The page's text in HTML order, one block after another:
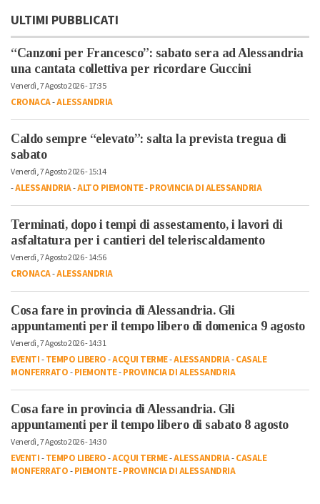
ULTIMI PUBBLICATI
“Canzoni per Francesco”: sabato sera ad Alessandria
una cantata collettiva per ricordare Guccini
Venerdì, 7 Agosto 2026 - 17:35
CRONACA-ALESSANDRIA
Caldo sempre “elevato”: salta la prevista tregua di
sabato
Venerdì, 7 Agosto 2026 - 15:14
-ALESSANDRIA-ALTO PIEMONTE-PROVINCIA DI ALESSANDRIA
Terminati, dopo i tempi di assestamento, i lavori di
asfaltatura per i cantieri del teleriscaldamento
Venerdì, 7 Agosto 2026 - 14:56
CRONACA-ALESSANDRIA
Cosa fare in provincia di Alessandria. Gli
appuntamenti per il tempo libero di domenica 9 agosto
Venerdì, 7 Agosto 2026 - 14:31
EVENTI-TEMPO LIBERO-ACQUI TERME-ALESSANDRIA-CASALE
MONFERRATO-PIEMONTE-PROVINCIA DI ALESSANDRIA
Cosa fare in provincia di Alessandria. Gli
appuntamenti per il tempo libero di sabato 8 agosto
Venerdì, 7 Agosto 2026 - 14:30
EVENTI-TEMPO LIBERO-ACQUI TERME-ALESSANDRIA-CASALE
MONFERRATO-PIEMONTE-PROVINCIA DI ALESSANDRIA